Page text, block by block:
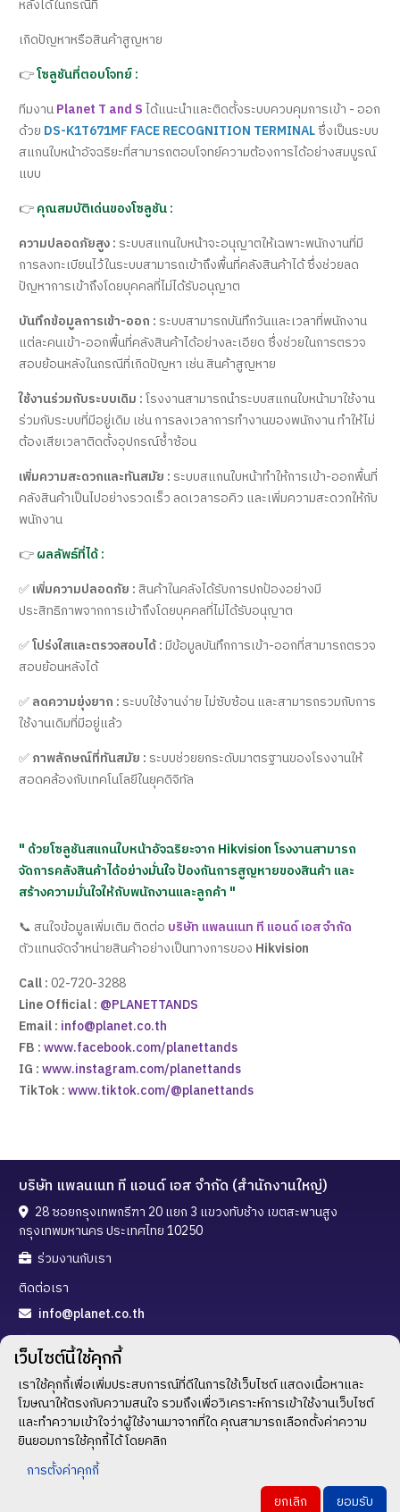
หลังได้ในกรณีที่
เกิดปัญหาหรือสินค้าสูญหาย
👉โซลูชันที่ตอบโจทย์ :
ทีมงานPlanet T and Sได้แนะนำและติดตั้งระบบควบคุมการเข้า - ออก
ด้วย DS-K1T671MF FACE RECOGNITION TERMINALซึ่งเป็นระบบ
สแกนใบหน้าอัจฉริยะที่สามารถตอบโจทย์ความต้องการได้อย่างสมบูรณ์
แบบ
👉คุณสมบัติเด่นของโซลูชัน :
ความปลอดภัยสูง :ระบบสแกนใบหน้าจะอนุญาตให้เฉพาะพนักงานที่มี
การลงทะเบียนไว้ในระบบสามารถเข้าถึงพื้นที่คลังสินค้าได้ ซึ่งช่วยลด
ปัญหาการเข้าถึงโดยบุคคลที่ไม่ได้รับอนุญาต
บันทึกข้อมูลการเข้า-ออก :ระบบสามารถบันทึกวันและเวลาที่พนักงาน
แต่ละคนเข้า-ออกพื้นที่คลังสินค้าได้อย่างละเอียด ซึ่งช่วยในการตรวจ
สอบย้อนหลังในกรณีที่เกิดปัญหา เช่น สินค้าสูญหาย
ใช้งานร่วมกับระบบเดิม :โรงงานสามารถนำระบบสแกนใบหน้ามาใช้งาน
ร่วมกับระบบที่มีอยู่เดิม เช่น การลงเวลาการทำงานของพนักงาน ทำให้ไม่
ต้องเสียเวลาติดตั้งอุปกรณ์ซ้ำซ้อน
เพิ่มความสะดวกและทันสมัย :ระบบสแกนใบหน้าทำให้การเข้า-ออกพื้นที่
คลังสินค้าเป็นไปอย่างรวดเร็ว ลดเวลารอคิว และเพิ่มความสะดวกให้กับ
พนักงาน
👉ผลลัพธ์ที่ได้ :
✅เพิ่มความปลอดภัย : สินค้าในคลังได้รับการปกป้องอย่างมี
ประสิทธิภาพจากการเข้าถึงโดยบุคคลที่ไม่ได้รับอนุญาต
✅โปร่งใสและตรวจสอบได้ :มีข้อมูลบันทึกการเข้า-ออกที่สามารถตรวจ
สอบย้อนหลังได้
✅ลดความยุ่งยาก :ระบบใช้งานง่าย ไม่ซับซ้อน และสามารถรวมกับการ
ใช้งานเดิมที่มีอยู่แล้ว
✅ภาพลักษณ์ที่ทันสมัย :ระบบช่วยยกระดับมาตรฐานของโรงงานให้
สอดคล้องกับเทคโนโลยีในยุคดิจิทัล
" ด้วยโซลูชันสแกนใบหน้าอัจฉริยะจาก Hikvision โรงงานสามารถ
จัดการคลังสินค้าได้อย่างมั่นใจ ป้องกันการสูญหายของสินค้า และ
สร้างความมั่นใจให้กับพนักงานและลูกค้า "
📞 สนใจข้อมูลเพิ่มเติม ติดต่อ บริษัท แพลนเนท ที แอนด์ เอส จำกัด
ตัวแทนจัดจำหน่ายสินค้าอย่างเป็นทางการของ Hikvision
Call :02-720-3288
Line Official : @PLANETTANDS
Email : info@planet.co.th
FB :www.facebook.com/planettands
IG :www.instagram.com/planettands
TikTok :www.tiktok.com/@planettands
บริษัท แพลนเนท ที แอนด์ เอส จำกัด (สำนักงานใหญ่)
28 ซอยกรุงเทพกรีฑา 20 แยก 3 แขวงทับช้าง เขตสะพานสูง
กรุงเทพมหานคร ประเทศไทย 10250
ร่วมงานกับเรา
ติดต่อเรา
info@planet.co.th
02-720-3288
02-300-5323
ช่องทางติดตาม
นโยบายความเป็นส่วนตัว
เว็บไซต์นี้ใช้คุกกี้
เราใช้คุกกี้เพื่อเพิ่มประสบการณ์ที่ดีในการใช้เว็บไซต์ แสดงเนื้อหาและ
โฆษณาให้ตรงกับความสนใจ รวมถึงเพื่อวิเคราะห์การเข้าใช้งานเว็บไซต์
และทำความเข้าใจว่าผู้ใช้งานมาจากที่ใด คุณสามารถเลือกตั้งค่าความ
ยินยอมการใช้คุกกี้ได้ โดยคลิก
การตั้งค่าคุกกี้
ยกเลิก
ยอมรับ